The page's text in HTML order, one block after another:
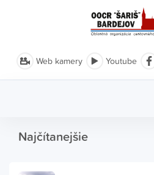
Web kamery Youtube
Najčítanejšie